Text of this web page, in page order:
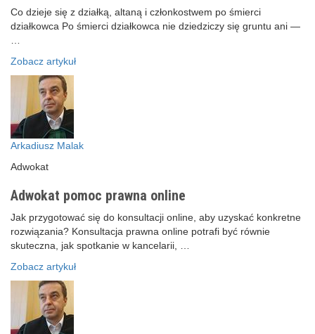
Co dzieje się z działką, altaną i członkostwem po śmierci
działkowca Po śmierci działkowca nie dziedziczy się gruntu ani —
…
Zobacz artykuł
Arkadiusz Malak
Adwokat
Adwokat pomoc prawna online
Jak przygotować się do konsultacji online, aby uzyskać konkretne
rozwiązania? Konsultacja prawna online potrafi być równie
skuteczna, jak spotkanie w kancelarii, …
Zobacz artykuł